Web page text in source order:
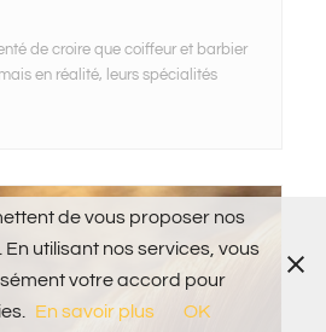
de croire que coiffeur et barbier
en réalité, leurs spécialités
de vous proposer nos
utilisant nos services, vous
votre accord pour
En savoir plus OK